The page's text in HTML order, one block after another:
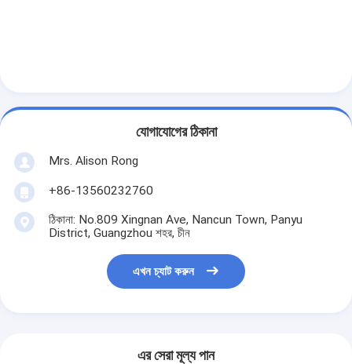
যোগাযোগের ঠিকানা
Mrs. Alison Rong
+86-13560232760
ঠিকানা: No.809 Xingnan Ave, Nancun Town, Panyu
District, Guangzhou শহর, চীন
এখন চ্যাট করুন
এর সেরা মূল্য পান